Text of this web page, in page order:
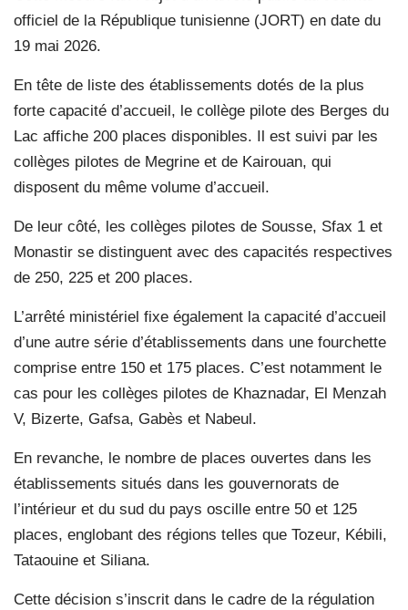
officiel de la République tunisienne (JORT) en date du
19 mai 2026.
En tête de liste des établissements dotés de la plus
forte capacité d’accueil, le collège pilote des Berges du
Lac affiche 200 places disponibles. Il est suivi par les
collèges pilotes de Megrine et de Kairouan, qui
disposent du même volume d’accueil.
De leur côté, les collèges pilotes de Sousse, Sfax 1 et
Monastir se distinguent avec des capacités respectives
de 250, 225 et 200 places.
L’arrêté ministériel fixe également la capacité d’accueil
d’une autre série d’établissements dans une fourchette
comprise entre 150 et 175 places. C’est notamment le
cas pour les collèges pilotes de Khaznadar, El Menzah
V, Bizerte, Gafsa, Gabès et Nabeul.
En revanche, le nombre de places ouvertes dans les
établissements situés dans les gouvernorats de
l’intérieur et du sud du pays oscille entre 50 et 125
places, englobant des régions telles que Tozeur, Kébili,
Tataouine et Siliana.
Cette décision s’inscrit dans le cadre de la régulation